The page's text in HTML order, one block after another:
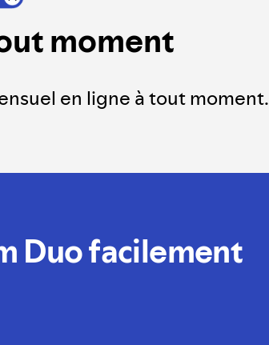
moment
en ligne à tout moment.
Duo facilement